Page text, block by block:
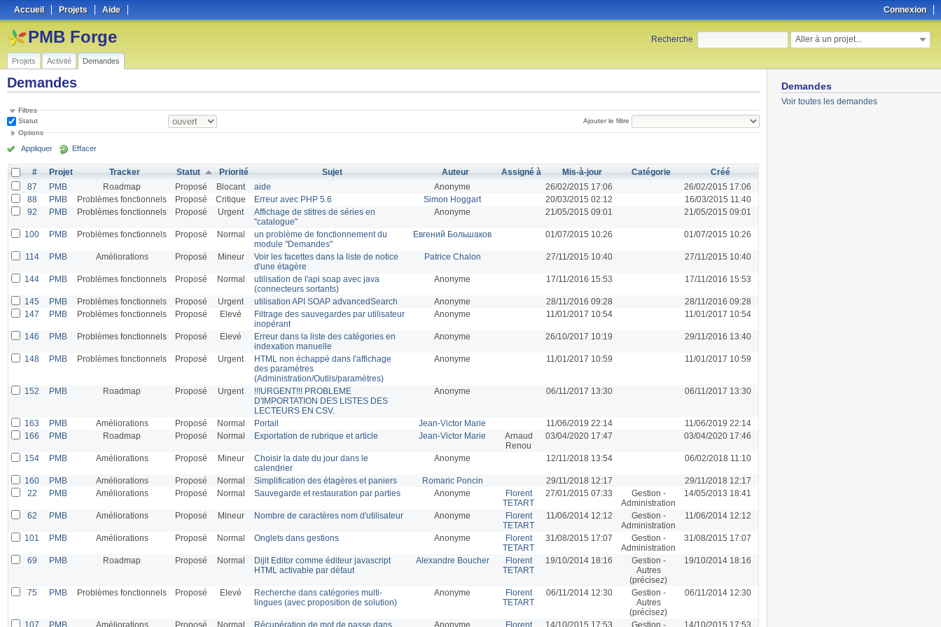
Connexion
Accueil Projets Aide
Recherche: Aller à un projet...
PMB Forge
Projets Activité Demandes
Demandes
Voir toutes les demandes
Demandes
Filtres
Statut
Ajouter le filtre
Options
Appliquer Effacer
# Projet Tracker Statut Priorité Sujet Auteur Assigné à Mis-à-jour Catégorie
Créé
87
PMB Roadmap Proposé Blocant aide Anonyme 26/02/2015 17:06
26/02/2015 17:06
88
PMB Problèmes fonctionnels Proposé Critique Erreur avec PHP 5.6 Simon Hoggart 20/03/2015 02:12
16/03/2015 11:40
92
PMB Problèmes fonctionnels Proposé Urgent
Affichage de stitres de séries en
"catalogue"
Anonyme 21/05/2015 09:01 21/05/2015 09:01
100 PMB Problèmes fonctionnels Proposé Normal
un problème de fonctionnement du
module "Demandes"
Евгений Большаков 01/07/2015 10:26 01/07/2015 10:26
114 PMB Améliorations Proposé Mineur
Voir les facettes dans la liste de notice
d'une étagère
Patrice Chalon 27/11/2015 10:40 27/11/2015 10:40
144 PMB Problèmes fonctionnels Proposé Normal
utilisation de l'api soap avec java
(connecteurs sortants)
Anonyme 17/11/2016 15:53 17/11/2016 15:53
145 PMB Problèmes fonctionnels Proposé Urgent utilisation API SOAP advancedSearch Anonyme 28/11/2016 09:28
28/11/2016 09:28
147
PMB Problèmes fonctionnels Proposé Elevé
Filtrage des sauvegardes par utilisateur
inopérant
Anonyme 11/01/2017 10:54 11/01/2017 10:54
146 PMB Problèmes fonctionnels Proposé Elevé
Erreur dans la liste des catégories en
indexation manuelle
Anonyme 26/10/2017 10:19 29/11/2016 13:40
148 PMB Problèmes fonctionnels Proposé Urgent
HTML non échappé dans l'affichage
des paramètres
(Administration/Outils/paramètres)
Anonyme 11/01/2017 10:59 11/01/2017 10:59
152 PMB Roadmap Proposé Urgent
!!!URGENT!!! PROBLEME
D'IMPORTATION DES LISTES DES
LECTEURS EN CSV.
Anonyme 06/11/2017 13:30 06/11/2017 13:30
163 PMB Améliorations Proposé Normal Portail Jean-Victor Marie 11/06/2019 22:14
11/06/2019 22:14
166
PMB Roadmap Proposé Normal Exportation de rubrique et article Jean-Victor Marie
Arnaud
Renou
03/04/2020 17:47 03/04/2020 17:46
154 PMB Améliorations Proposé Mineur
Choisir la date du jour dans le
calendrier
Anonyme 12/11/2018 13:54 06/02/2018 11:10
160 PMB Améliorations Proposé Normal Simplification des étagères et paniers Romaric Poncin 29/11/2018 12:17
29/11/2018 12:17
22
PMB Améliorations Proposé Normal Sauvegarde et restauration par parties Anonyme
Florent
TETART
27/01/2015 07:33
Gestion -
Administration
14/05/2013 18:41
62 PMB Améliorations Proposé Mineur Nombre de caractères nom d'utilisateur Anonyme
Florent
TETART
11/06/2014 12:12
Gestion -
Administration
11/06/2014 12:12
101 PMB Améliorations Proposé Normal Onglets dans gestions Anonyme
Florent
TETART
31/08/2015 17:07
Gestion -
Administration
31/08/2015 17:07
69 PMB Roadmap Proposé Normal
Dijit Editor comme éditeur javascript
HTML activable par défaut
Alexandre Boucher
Florent
TETART
19/10/2014 18:16
Gestion -
Autres
(précisez)
19/10/2014 18:16
75 PMB Problèmes fonctionnels Proposé Elevé
Recherche dans catégories multi-
lingues (avec proposition de solution)
Anonyme
Florent
TETART
06/11/2014 12:30
Gestion -
Autres
(précisez)
06/11/2014 12:30
107 PMB Améliorations Proposé Normal Récupération de mot de passe dans Anonyme Florent 14/10/2015 17:53 Gestion - 14/10/2015 17:53